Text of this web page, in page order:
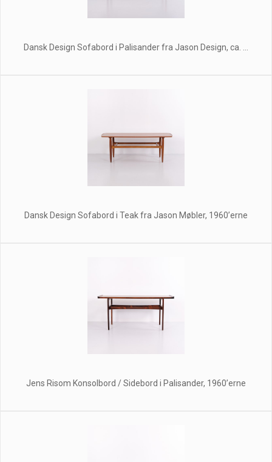
Dansk Design Sofabord i Palisander fra Jason Design, ca. ...
Dansk Design Sofabord i Teak fra Jason Møbler, 1960’erne
Jens Risom Konsolbord / Sidebord i Palisander, 1960’erne